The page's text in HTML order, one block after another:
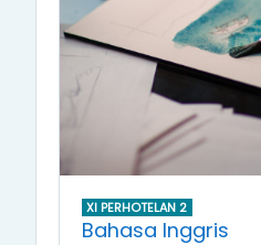
XI PERHOTELAN 2
Bahasa Inggris